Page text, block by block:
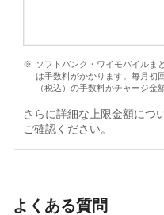
ソフトバンク・ワイモバイルま
は手数料がかかります。毎月初
（税込）の手数料がチャージ金
さらに詳細な上限金額につ
ご確認ください。
よくある質問